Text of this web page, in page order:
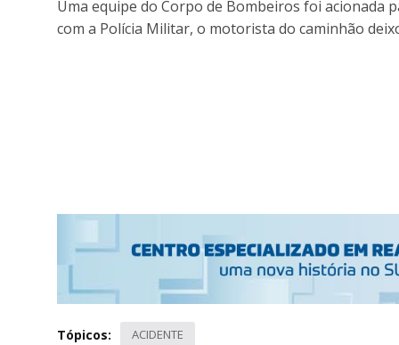
Uma equipe do Corpo de Bombeiros foi acionada
com a Polícia Militar, o motorista do caminhão
Tópicos: ACIDENTE